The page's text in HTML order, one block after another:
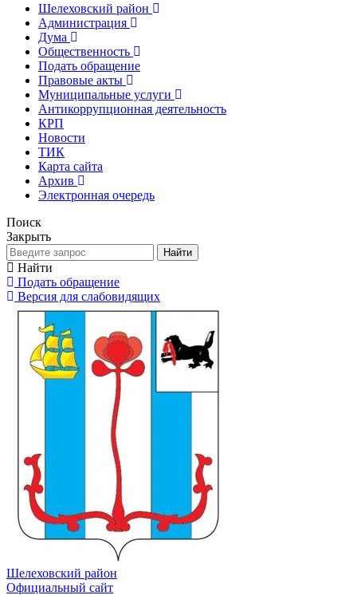
Шелеховский район
Администрация
Дума
Общественность
Подать обращение
Правовые акты
Муниципальные услуги
Антикоррупционная деятельность
КРП
Новости
ТИК
Карта сайта
Архив
Электронная очередь
Поиск
Закрыть
Найти
Найти
Подать обращение
Версия для слабовидящих
Шелеховский район
Официальный сайт